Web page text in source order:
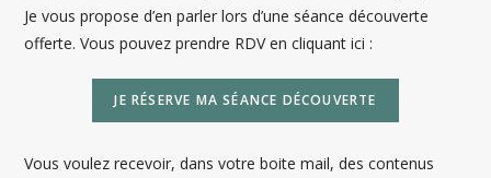
Je vous propose d’en parler lors d’une séance découverte
offerte. Vous pouvez prendre RDV en cliquant ici :
JE RÉSERVE MA SÉANCE DÉCOUVERTE
Vous voulez recevoir, dans votre boite mail, des contenus